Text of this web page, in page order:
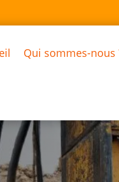
Qui sommes-nous